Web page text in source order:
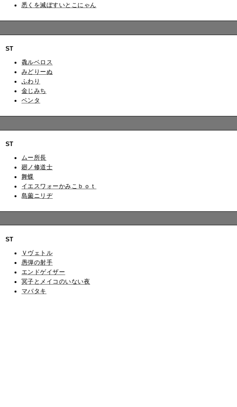
悉くを滅ぼすいとこにゃん
ST
毳ルベロス
みどりーぬ
ふわり
金じみち
ベンタ
ST
ムー所長
廻ノ修道士
舞蝶
イエスワォーかみこｂｏｔ
島薗ニリヂ
ST
Ｖヴェトル
愚弾の射手
エンドゲイザー
冥子とメイコのいない夜
マバタキ